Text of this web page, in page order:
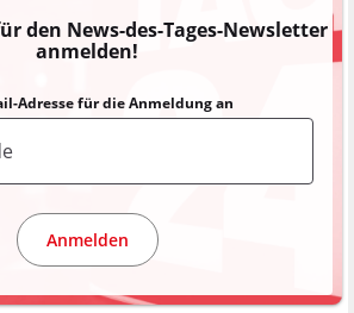
den News-des-Tages-Newsletter
anmelden!
Adresse für die Anmeldung an
Anmelden